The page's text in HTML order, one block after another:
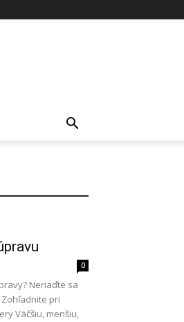
0
Neriaďte sa
pri
Väčšiu, menšiu,